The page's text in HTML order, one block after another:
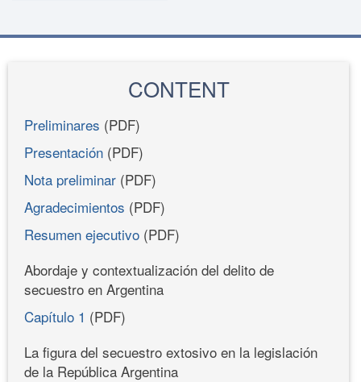
CONTENT
Preliminares (PDF)
Presentación (PDF)
Nota preliminar (PDF)
Agradecimientos (PDF)
Resumen ejecutivo (PDF)
Abordaje y contextualización del delito de
secuestro en Argentina
Capítulo 1 (PDF)
La figura del secuestro extosivo en la legislación
de la República Argentina